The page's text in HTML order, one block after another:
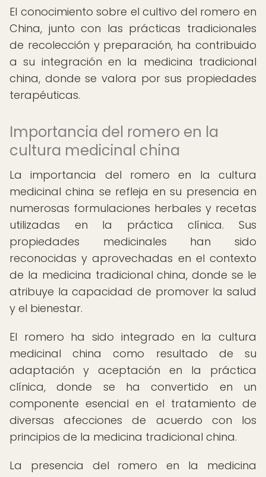
El conocimiento sobre el cultivo del romero en
China, junto con las prácticas tradicionales
de recolección y preparación, ha contribuido
a su integración en la medicina tradicional
china, donde se valora por sus propiedades
terapéuticas.
Importancia del romero en la
cultura medicinal china
La importancia del romero en la cultura
medicinal china se refleja en su presencia en
numerosas formulaciones herbales y recetas
utilizadas en la práctica clínica. Sus
propiedades medicinales han sido
reconocidas y aprovechadas en el contexto
de la medicina tradicional china, donde se le
atribuye la capacidad de promover la salud
y el bienestar.
El romero ha sido integrado en la cultura
medicinal china como resultado de su
adaptación y aceptación en la práctica
clínica, donde se ha convertido en un
componente esencial en el tratamiento de
diversas afecciones de acuerdo con los
principios de la medicina tradicional china.
La presencia del romero en la medicina